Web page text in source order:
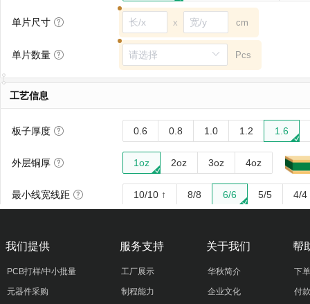
我们提供
PCB打样/中小批量
元器件采购
服务支持
工厂展示
制程能力
关于我们
华秋简介
企业文化
帮
下
付